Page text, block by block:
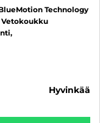
Technology
Vetokoukku
hyvinkää